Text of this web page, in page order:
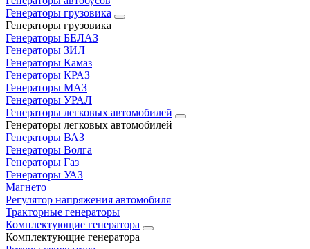
Генераторы грузовика
Генераторы грузовика
Генераторы БЕЛАЗ
Генераторы ЗИЛ
Генераторы Камаз
Генераторы КРАЗ
Генераторы МАЗ
Генераторы УРАЛ
Генераторы легковых автомобилей
Генераторы легковых автомобилей
Генераторы ВАЗ
Генераторы Волга
Генераторы Газ
Генераторы УАЗ
Магнето
Регулятор напряжения автомобиля
Тракторные генераторы
Комплектующие генератора
Комплектующие генератора